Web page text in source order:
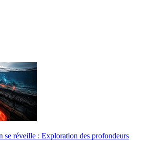
se réveille : Exploration des profondeurs